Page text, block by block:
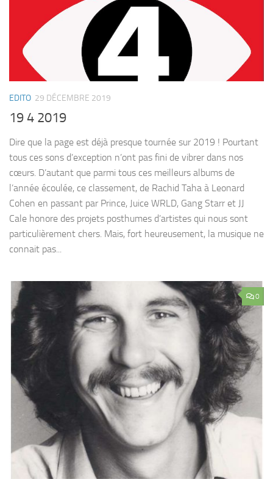
EDITO 29 DÉCEMBRE 2019
19 4 2019
Dire que la page est déjà presque tournée sur 2019 ! Pourtant
tous ces sons d’exception n’ont pas fini de vibrer dans nos
cœurs. D’autant que parmi tous ces meilleurs albums de
l’année écoulée, ce classement, de Rachid Taha à Leonard
Cohen en passant par Prince, Juice WRLD, Gang Starr et JJ
Cale honore des projets posthumes d’artistes qui nous sont
particulièrement chers. Mais, fort heureusement, la musique ne
connait pas...
0